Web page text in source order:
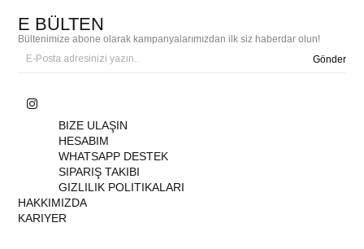
E BÜLTEN
Bültenimize abone olarak kampanyalarımızdan ilk siz haberdar olun!
Gönder
BIZE ULAŞIN
HESABIM
WHATSAPP DESTEK
SIPARIŞ TAKIBI
GIZLILIK POLITIKALARI
HAKKIMIZDA
KARIYER